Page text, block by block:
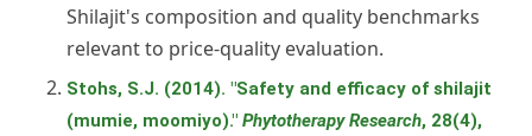
Shilajit's composition and quality benchmarks
relevant to price-quality evaluation.
Stohs, S.J. (2014). "Safety and efficacy of shilajit
(mumie, moomiyo)." Phytotherapy Research, 28(4),